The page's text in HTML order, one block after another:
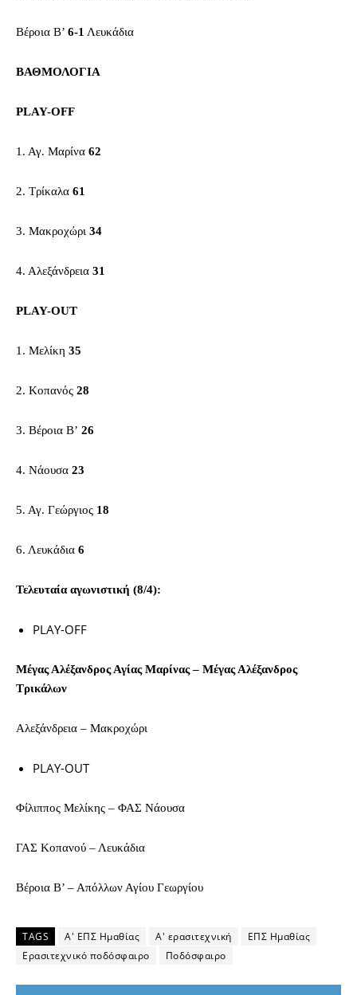
Βέροια Β’ 6-1 Λευκάδια
ΒΑΘΜΟΛΟΓΙΑ
PLAY-OFF
1. Αγ. Μαρίνα 62
2. Τρίκαλα 61
3. Μακροχώρι 34
4. Αλεξάνδρεια 31
PLAY-OUT
1. Μελίκη 35
2. Κοπανός 28
3. Βέροια Β’ 26
4. Νάουσα 23
5. Αγ. Γεώργιος 18
6. Λευκάδια 6
Τελευταία αγωνιστική (8/4):
PLAY-OFF
Μέγας Αλέξανδρος Αγίας Μαρίνας – Μέγας Αλέξανδρος
Τρικάλων
Αλεξάνδρεια – Μακροχώρι
PLAY-OUT
Φίλιππος Μελίκης – ΦΑΣ Νάουσα
ΓΑΣ Κοπανού – Λευκάδια
Βέροια Β’ – Απόλλων Αγίου Γεωργίου
TAGS Α' ΕΠΣ Ημαθίας Α' ερασιτεχνική
ΕΠΣ Ημαθίας
Ερασιτεχνικό ποδόσφαιρο
Ποδόσφαιρο